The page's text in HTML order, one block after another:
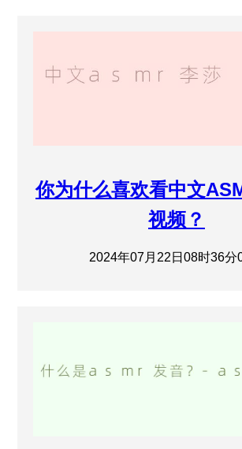
你为什么喜欢看中文
视频？
2024年07月22日08时36分